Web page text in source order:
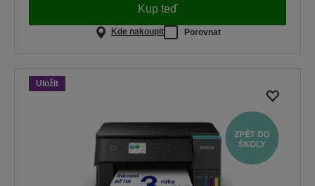
Kup teď
Kde nakoupit Porovnat
Uložit